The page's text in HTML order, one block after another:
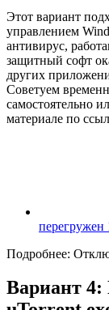
Этот вариант
управлением
антивирус,
защитный софт
других
Советуем
самостоятельно
материале по
перегружен
Подробнее:
Вариант 4: